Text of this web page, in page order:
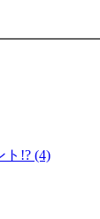
ト!? (4)